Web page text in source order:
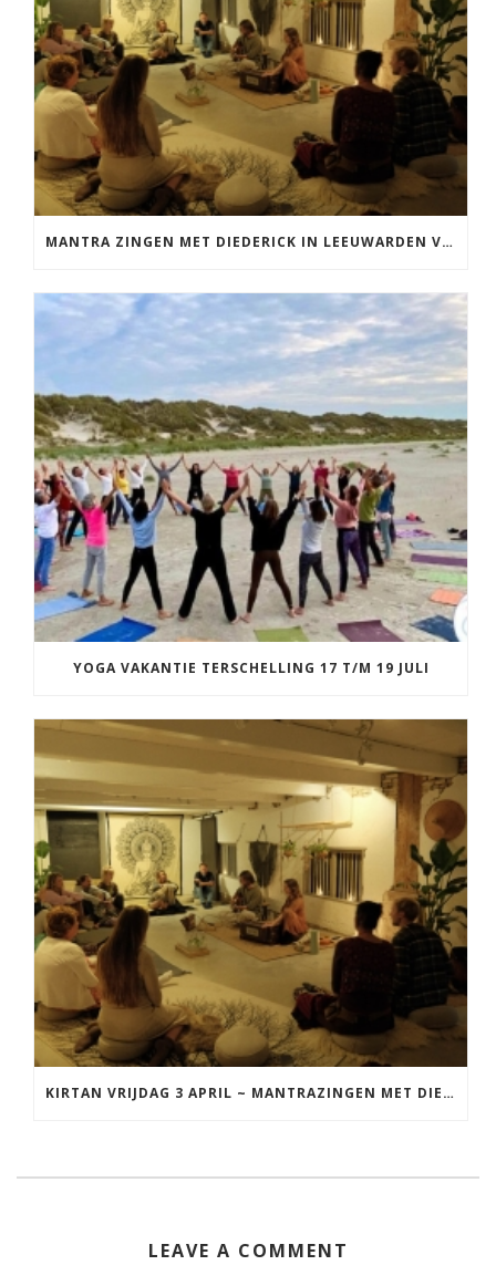
MANTRA ZINGEN MET DIEDERICK IN LEEUWARDEN VRIJDAG 12 JUNI KIRTAN
YOGA VAKANTIE TERSCHELLING 17 T/M 19 JULI
KIRTAN VRIJDAG 3 APRIL ~ MANTRAZINGEN MET DIEDERICK IN LEEUWARDEN
LEAVE A COMMENT